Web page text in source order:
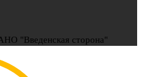
"Введенская сторона"